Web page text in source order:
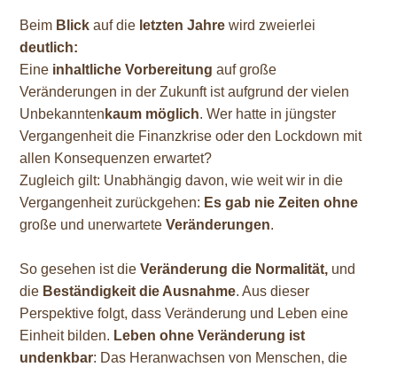
Beim Blick auf die letzten Jahre wird zweierlei
deutlich:
Eine inhaltliche Vorbereitung auf große
Veränderungen in der Zukunft ist aufgrund der vielen
Unbekannten kaum möglich. Wer hatte in jüngster
Vergangenheit die Finanzkrise oder den Lockdown mit
allen Konsequenzen erwartet?
Zugleich gilt: Unabhängig davon, wie weit wir in die
Vergangenheit zurückgehen: Es gab nie Zeiten ohne
große und unerwarteteVeränderungen.
So gesehen ist dieVeränderung die Normalität, und
die Beständigkeit die Ausnahme. Aus dieser
Perspektive folgt, dass Veränderung und Leben eine
Einheit bilden. Leben ohne Veränderung ist
undenkbar: Das Heranwachsen von Menschen, die